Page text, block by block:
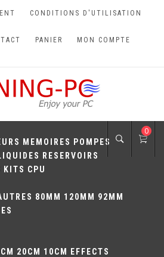
CONDITIONS D'UTILISATION
PANIER MON COMPTE
PC
MEMOIRES
POMPES
RESERVOIRS
KITS CPU
80MM 120MM
92MM
20CM 10CM
EFFECTS
0